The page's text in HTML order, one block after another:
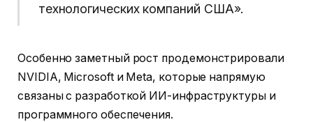
технологических компаний США».
Особенно заметный рост продемонстрировали
NVIDIA, Microsoft и Meta, которые напрямую
связаны с разработкой ИИ-инфраструктуры и
программного обеспечения.